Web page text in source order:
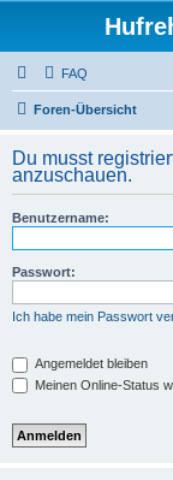
FAQ
Foren-Übersicht
Du musst
anzuschauen.
Benutzername:
Passwort:
Ich habe mein Passwort
Angemeldet bleiben
Meinen Online-Status